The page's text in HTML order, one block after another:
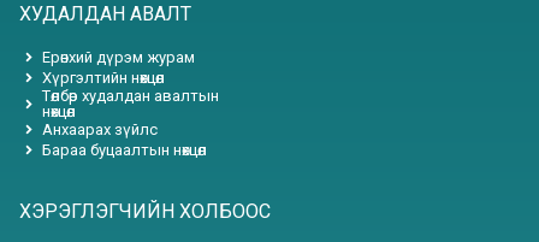
ХУДАЛДАН АВАЛТ
Ерөнхий дүрэм журам
Хүргэлтийн нөхцөл
Төлбөр худалдан авалтын
нөхцөл
Анхаарах зүйлс
Бараа буцаалтын нөхцөл
ХЭРЭГЛЭГЧИЙН ХОЛБООС